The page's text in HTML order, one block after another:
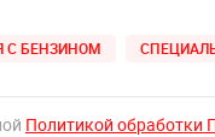
С БЕНЗИНОМ
Политикой обработки